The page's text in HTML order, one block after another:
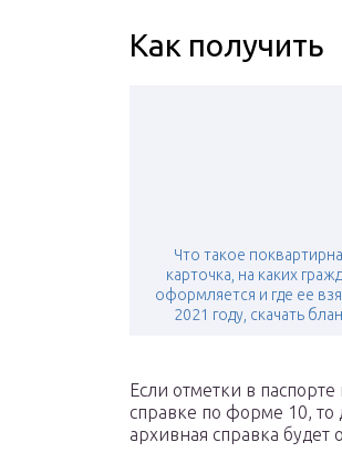
Как получить
Что такое
карточка, на каких
оформляется и где ее
2021 году, скачать
Если отметки в
справке по форме 10, то
архивная справка будет